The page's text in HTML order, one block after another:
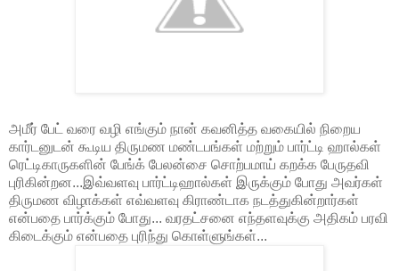
அமீர் பேட் வரை வழி எங்கும் நான் கவனித்த வகையில் நிறைய
கார்டனுடன் கூடிய திருமண மண்டபங்கள் மற்றும் பார்ட்டி ஹால்கள்
ரெட்டிகாருகளின் பேங்க் பேலன்சை சொற்பமாய் கறக்க பேருதவி
புரிகின்றன...இவ்வளவு பார்ட்டிஹால்கள் இருக்கும் போது அவர்கள்
திருமண விழாக்கள் எவ்வளவு கிராண்டாக நடத்துகின்றார்கள்
என்பதை பார்க்கும் போது... வரதட்சனை எந்தளவுக்கு அதிகம் பரவி
கிடைக்கும் என்பதை புரிந்து கொள்ளுங்கள்...